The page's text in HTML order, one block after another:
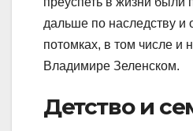
дальше по наследству и
потомках, в том числе и
Владимире Зеленском.
Детство и